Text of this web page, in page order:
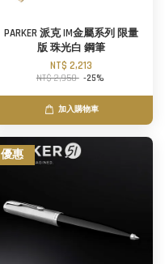
PARKER 派克 IM金屬系列 限量
版 珠光白 鋼筆
NT$ 2,213
NT$ 2,950 -25%
加入購物車
優惠